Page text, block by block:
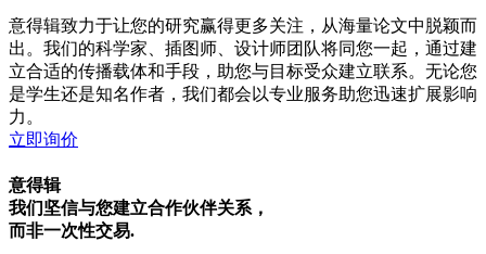
意得辑致力于让您的研究赢得更多关注，从海量论文中脱颖而
出。我们的科学家、插图师、设计师团队将同您一起，通过建
立合适的传播载体和手段，助您与目标受众建立联系。无论您
是学生还是知名作者，我们都会以专业服务助您迅速扩展影响
力。
立即询价
意得辑
我们坚信与您建立合作伙伴关系，
而非一次性交易.